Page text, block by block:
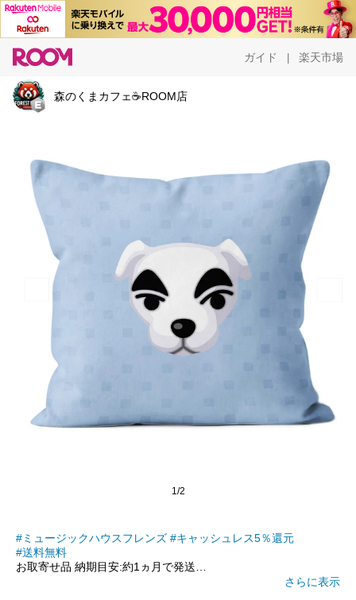
ガイド 楽天市場
森のくまカフェ☕ROOM店
1/2
#ミュージックハウスフレンズ #キャッシュレス5％還元
#送料無料
お取寄せ品 納期目安:約1ヵ月で発送
さらに表示